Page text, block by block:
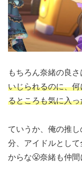
もちろん奈緒の良さ
いじられるのに、
るところも気に入っ
ていうか、俺の推
分、アイドルとし
からな😤奈緒も仲間